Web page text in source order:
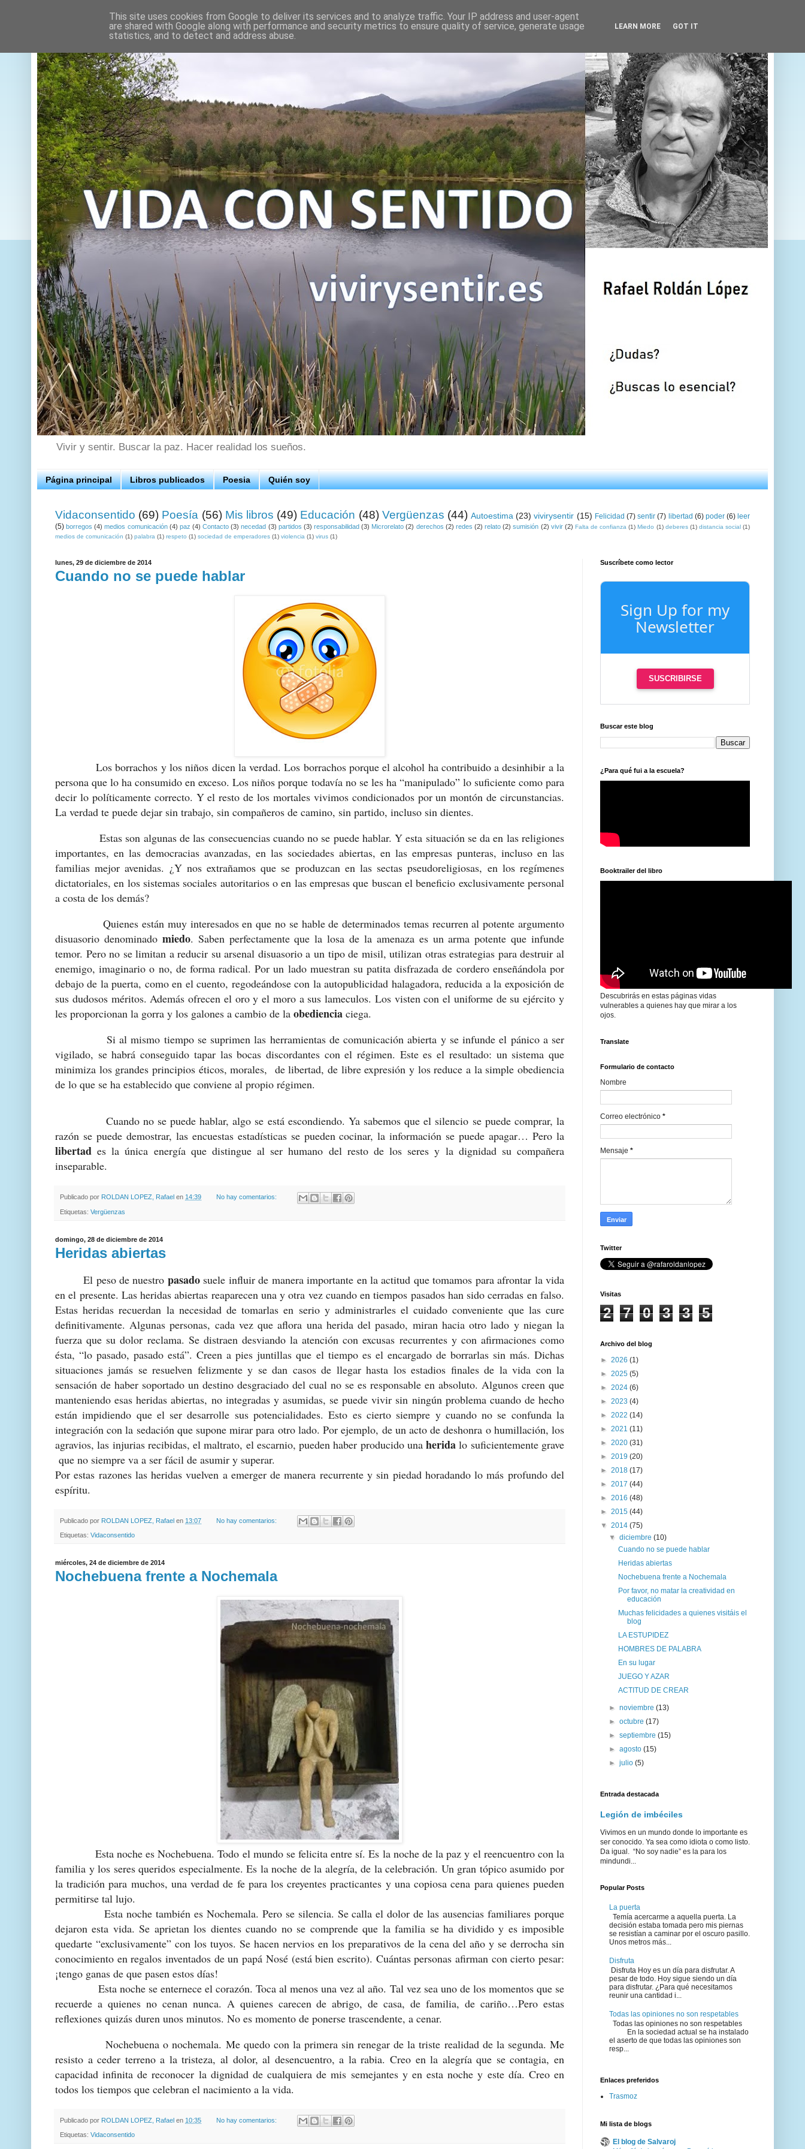
Vivir y sentir. Buscar la paz. Hacer realidad los sueños.
Página principal Libros publicados Poesia Quién soy
Vidaconsentido (69) Poesía (56) Mis libros (49) Educación (48) Vergüenzas (44) Autoestima (23) vivirysentir (15) Felicidad (7) sentir (7) libertad (6) poder (6) leer
(5) borregos (4) medios comunicación (4) paz (4) Contacto (3) necedad (3) partidos (3) responsabilidad (3) Microrelato (2) derechos (2) redes (2) relato (2) sumisión (2) vivir (2) Falta de confianza (1) Miedo (1) deberes (1) distancia social (1)
medios de comunicación (1) palabra (1) respeto (1) sociedad de emperadores (1) violencia (1) virus (1)
lunes, 29 de diciembre de 2014
Cuando no se puede hablar
Los borrachos y los niños dicen la verdad. Los borrachos porque el alcohol ha contribuido a desinhibir a la
persona que lo ha consumido en exceso. Los niños porque todavía no se les ha “manipulado” lo suficiente como para
decir lo políticamente correcto. Y el resto de los mortales vivimos condicionados por un montón de circunstancias.
La verdad te puede dejar sin trabajo, sin compañeros de camino, sin partido, incluso sin dientes.
Estas son algunas de las consecuencias cuando no se puede hablar. Y esta situación se da en las religiones
importantes, en las democracias avanzadas, en las sociedades abiertas, en las empresas punteras, incluso en las
familias mejor avenidas. ¿Y nos extrañamos que se produzcan en las sectas pseudoreligiosas, en los regímenes
dictatoriales, en los sistemas sociales autoritarios o en las empresas que buscan el beneficio exclusivamente personal
a costa de los demás?
Quienes están muy interesados en que no se hable de determinados temas recurren al potente argumento
disuasorio denominado miedo. Saben perfectamente que la losa de la amenaza es un arma potente que infunde
temor. Pero no se limitan a reducir su arsenal disuasorio a un tipo de misil, utilizan otras estrategias para destruir al
enemigo, imaginario o no, de forma radical. Por un lado muestran su patita disfrazada de cordero enseñándola por
debajo de la puerta, como en el cuento, regodeándose con la autopublicidad halagadora, reducida a la exposición de
sus dudosos méritos. Además ofrecen el oro y el moro a sus lameculos. Los visten con el uniforme de su ejército y
les proporcionan la gorra y los galones a cambio de la obediencia ciega.
Si al mismo tiempo se suprimen las herramientas de comunicación abierta y se infunde el pánico a ser
vigilado, se habrá conseguido tapar las bocas discordantes con el régimen. Este es el resultado: un sistema que
minimiza los grandes principios éticos, morales, de libertad, de libre expresión y los reduce a la simple obediencia
de lo que se ha establecido que conviene al propio régimen.
Cuando no se puede hablar, algo se está escondiendo. Ya sabemos que el silencio se puede comprar, la
razón se puede demostrar, las encuestas estadísticas se pueden cocinar, la información se puede apagar… Pero la
libertad es la única energía que distingue al ser humano del resto de los seres y la dignidad su compañera
inseparable.
Publicado por ROLDAN LOPEZ, Rafael en 14:39 No hay comentarios:
Etiquetas: Vergüenzas
domingo, 28 de diciembre de 2014
Heridas abiertas
El peso de nuestro pasadosuele influir de manera importante en la actitud que tomamos para afrontar la vida
en el presente. Las heridas abiertas reaparecen una y otra vez cuando en tiempos pasados han sido cerradas en falso.
Estas heridas recuerdan la necesidad de tomarlas en serio y administrarles el cuidado conveniente que las cure
definitivamente. Algunas personas, cada vez que aflora una herida del pasado, miran hacia otro lado y niegan la
fuerza que su dolor reclama. Se distraen desviando la atención con excusas recurrentes y con afirmaciones como
ésta, “lo pasado, pasado está”. Creen a pies juntillas que el tiempo es el encargado de borrarlas sin más. Dichas
situaciones jamás se resuelven felizmente y se dan casos de llegar hasta los estadios finales de la vida con la
sensación de haber soportado un destino desgraciado del cual no se es responsable en absoluto. Algunos creen que
manteniendo esas heridas abiertas, no integradas y asumidas, se puede vivir sin ningún problema cuando de hecho
están impidiendo que el ser desarrolle sus potencialidades. Esto es cierto siempre y cuando no se confunda la
integración con la sedación que supone mirar para otro lado. Por ejemplo, de un acto de deshonra o humillación, los
agravios, las injurias recibidas, el maltrato, el escarnio, pueden haber producido unaherida lo suficientemente grave
que no siempre va a ser fácil de asumir y superar.
Por estas razones las heridas vuelven a emerger de manera recurrente y sin piedad horadando lo más profundo del
espíritu.
Publicado por ROLDAN LOPEZ, Rafael en 13:07 No hay comentarios:
Etiquetas: Vidaconsentido
miércoles, 24 de diciembre de 2014
Nochebuena frente a Nochemala
Esta noche es Nochebuena. Todo el mundo se felicita entre sí. Es la noche de la paz y el reencuentro con la
familia y los seres queridos especialmente. Es la noche de la alegría, de la celebración. Un gran tópico asumido por
la tradición para muchos, una verdad de fe para los creyentes practicantes y una copiosa cena para quienes pueden
permitirse tal lujo.
Esta noche también es Nochemala. Pero se silencia. Se calla el dolor de las ausencias familiares porque
dejaron esta vida. Se aprietan los dientes cuando no se comprende que la familia se ha dividido y es imposible
quedarte “exclusivamente” con los tuyos. Se hacen nervios en los preparativos de la cena del año y se derrocha sin
conocimiento en regalos inventados de un papá Nosé (está bien escrito). Cuántas personas afirman con cierto pesar:
¡tengo ganas de que pasen estos días!
Esta noche se enternece el corazón. Toca al menos una vez al año. Tal vez sea uno de los momentos que se
recuerde a quienes no cenan nunca. A quienes carecen de abrigo, de casa, de familia, de cariño…Pero estas
reflexiones quizás duren unos minutos. No es momento de ponerse trascendente, a cenar.
Nochebuena o nochemala. Me quedo con la primera sin renegar de la triste realidad de la segunda. Me
resisto a ceder terreno a la tristeza, al dolor, al desencuentro, a la rabia. Creo en la alegría que se contagia, en
capacidad infinita de reconocer la dignidad de cualquiera de mis semejantes y en esta noche y este día. Creo en
todos los tiempos que celebran el nacimiento a la vida.
Publicado por ROLDAN LOPEZ, Rafael en 10:35 No hay comentarios:
Etiquetas: Vidaconsentido
Suscríbete como lector
Sign Up for my
Newsletter
SUSCRIBIRSE
Buscar este blog
¿Para qué fui a la escuela?
Booktrailer del libro
Descubrirás en estas páginas vidas
vulnerables a quienes hay que mirar a los
ojos.
Translate
Formulario de contacto
Nombre
Correo electrónico *
Mensaje *
Twitter
Visitas
2 7 0 3 3 5
Archivo del blog
► 2026 (1)
► 2025 (5)
► 2024 (6)
► 2023 (4)
► 2022 (14)
► 2021 (11)
► 2020 (31)
► 2019 (20)
► 2018 (17)
► 2017 (44)
► 2016 (48)
► 2015 (44)
▼ 2014 (75)
▼diciembre(10)
Cuando no se puede hablar
Heridas abiertas
Nochebuena frente a Nochemala
Por favor, no matar la creatividad en
educación
Muchas felicidades a quienes visitáis el
blog
LA ESTUPIDEZ
HOMBRES DE PALABRA
En su lugar
JUEGO Y AZAR
ACTITUD DE CREAR
►noviembre(13)
►octubre(17)
►septiembre(15)
►agosto(15)
►julio(5)
Entrada destacada
Legión de imbéciles
Vivimos en un mundo donde lo importante es
ser conocido. Ya sea como idiota o como listo.
Da igual. “No soy nadie” es la para los
mindundi...
Popular Posts
La puerta
Temía acercarme a aquella puerta. La
decisión estaba tomada pero mis piernas
se resistían a caminar por el oscuro pasillo.
Unos metros más...
Disfruta
Disfruta Hoy es un día para disfrutar. A
pesar de todo. Hoy sigue siendo un día
para disfrutar. ¿Para qué necesitamos
reunir una cantidad i...
Todas las opiniones no son respetables
Todas las opiniones no son respetables
En la sociedad actual se ha instalado
el aserto de que todas las opiniones son
resp...
Enlaces preferidos
Trasmoz
Mi lista de blogs
El blog de Salvaroj
This site uses cookies from Google to deliver its services and to analyze traffic. Your IP address and user-agent
are shared with Google along with performance and security metrics to ensure quality of service, generate usage
statistics, and to detect and address abuse.
LEARN MORE GOT IT